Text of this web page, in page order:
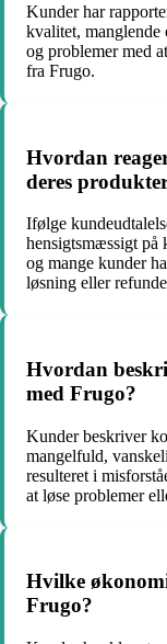
Kunder har
kvalitet, manglende
og problemer med
fra Frugo.
Hvordan
deres
Ifølge
hensigtsmæssigt på
og mange kunder
løsning eller
Hvordan
med Frugo?
Kunder beskriver
mangelfuld,
resulteret i
at løse problemer
Hvilke
Frugo?